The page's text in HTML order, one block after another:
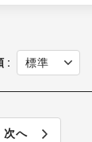
次へ